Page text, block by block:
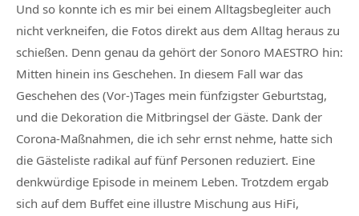
Und so konnte ich es mir bei einem Alltagsbegleiter auch
nicht verkneifen, die Fotos direkt aus dem Alltag heraus zu
schießen. Denn genau da gehört der Sonoro MAESTRO hin:
Mitten hinein ins Geschehen. In diesem Fall war das
Geschehen des (Vor-)Tages mein fünfzigster Geburtstag,
und die Dekoration die Mitbringsel der Gäste. Dank der
Corona-Maßnahmen, die ich sehr ernst nehme, hatte sich
die Gästeliste radikal auf fünf Personen reduziert. Eine
denkwürdige Episode in meinem Leben. Trotzdem ergab
sich auf dem Buffet eine illustre Mischung aus HiFi,